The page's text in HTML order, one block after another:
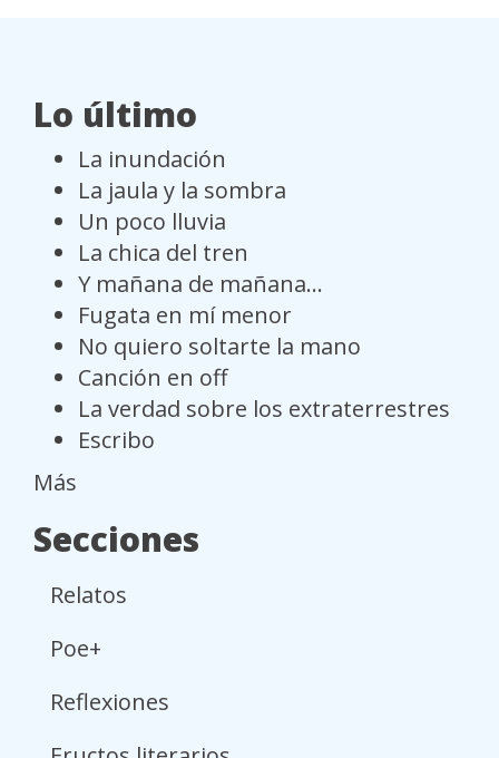
Lo último
La inundación
La jaula y la sombra
Un poco lluvia
La chica del tren
Y mañana de mañana...
Fugata en mí menor
No quiero soltarte la mano
Canción en off
La verdad sobre los extraterrestres
Escribo
Más
Secciones
Relatos
Poe+
Reflexiones